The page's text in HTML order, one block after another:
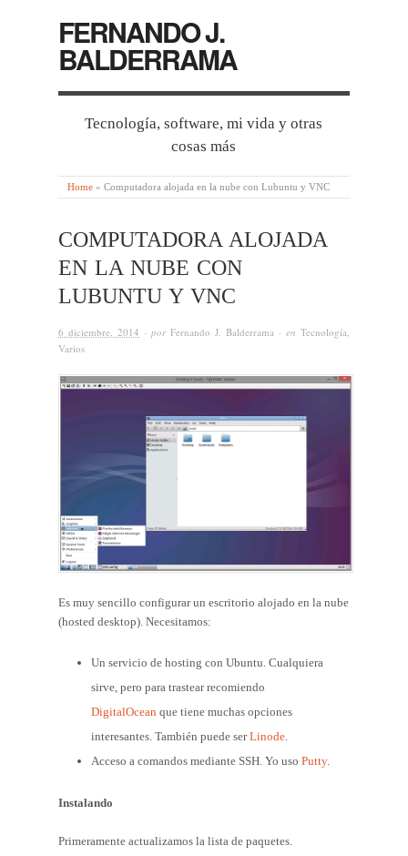
FERNANDO J.
BALDERRAMA
Tecnología, software, mi vida y otras
cosas más
Home » Computadora alojada en la nube con Lubuntu y VNC
COMPUTADORA ALOJADA
EN LA NUBE CON
LUBUNTU Y VNC
6 diciembre, 2014 · por Fernando J. Balderrama · en Tecnología,
Varios
Es muy sencillo configurar un escritorio alojado en la nube
(hosted desktop). Necesitamos:
Un servicio de hosting con Ubuntu. Cualquiera
sirve, pero para trastear recomiendo
DigitalOcean que tiene muchas opciones
interesantes. También puede serLinode.
Acceso a comandos mediante SSH. Yo usoPutty.
Instalando
Primeramente actualizamos la lista de paquetes.